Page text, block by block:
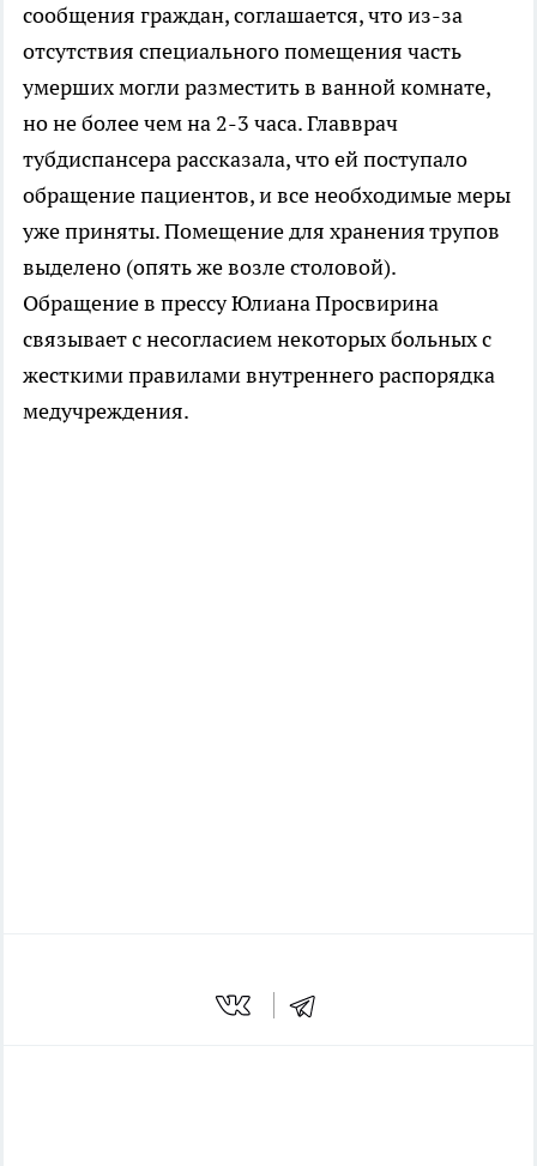
сообщения граждан, соглашается, что из-за
отсутствия специального помещения часть
умерших могли разместить в ванной комнате,
но не более чем на 2-3 часа. Главврач
тубдиспансера рассказала, что ей поступало
обращение пациентов, и все необходимые меры
уже приняты. Помещение для хранения трупов
выделено (опять же возле столовой).
Обращение в прессу Юлиана Просвирина
связывает с несогласием некоторых больных с
жесткими правилами внутреннего распорядка
медучреждения.